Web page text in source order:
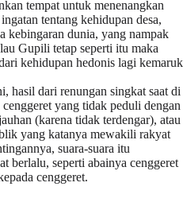
tempat untuk menenangkan
tentang kehidupan desa,
kebingaran dunia, yang nampak
Gupili tetap seperti itu maka
kehidupan hedonis lagi kemaruk
hasil dari renungan singkat saat di
yang tidak peduli dengan
(karena tidak terdengar), atau
yang katanya mewakili rakyat
suara-suara itu
berlalu, seperti abainya cenggeret
cenggeret.